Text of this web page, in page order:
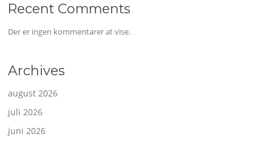
Recent Comments
Der er ingen kommentarer at vise.
Archives
august 2026
juli 2026
juni 2026